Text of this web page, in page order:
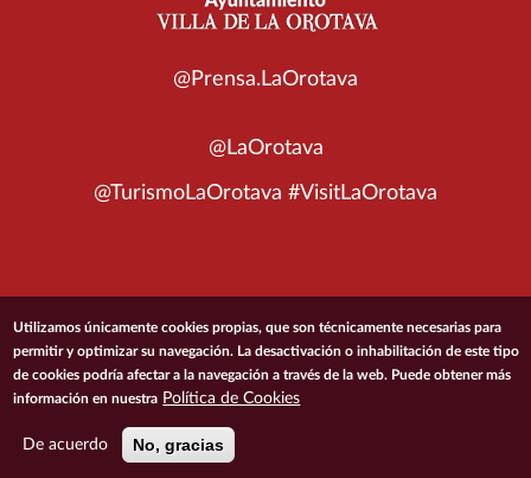
@Prensa.LaOrotava
@LaOrotava
@TurismoLaOrotava #VisitLaOrotava
© 2026 Ayuntamiento de la Villa de La Orotava
ACCESIBILIDADCONDICIONES DE USOPOLÍTICA DE PRIVACIDAD
POLÍTICA DE COOKIESMAPA DEL SITIO
Utilizamos únicamente cookies propias, que son técnicamente necesarias para
permitir y optimizar su navegación. La desactivación o inhabilitación de este tipo
de cookies podría afectar a la navegación a través de la web. Puede obtener más
información en nuestra Política de Cookies
De acuerdo No, gracias